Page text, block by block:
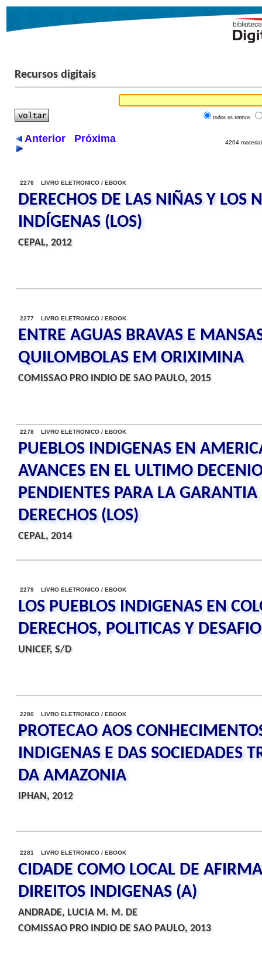
Recursos digitais
todos os termos
Anterior Próxima 4204
2276 LIVRO ELETRONICO / EBOOK
DERECHOS DE LAS NIÑAS Y LOS
INDÍGENAS (LOS)
CEPAL, 2012
2277 LIVRO ELETRONICO / EBOOK
ENTRE AGUAS BRAVAS E
QUILOMBOLAS EM ORIXIMINA
COMISSAO PRO INDIO DE SAO PAULO, 2015
2278 LIVRO ELETRONICO / EBOOK
PUEBLOS INDIGENAS EN
AVANCES EN EL ULTIMO
PENDIENTES PARA LA GARANTIA
DERECHOS (LOS)
CEPAL, 2014
2279 LIVRO ELETRONICO / EBOOK
LOS PUEBLOS INDIGENAS EN
DERECHOS, POLITICAS Y
UNICEF, S/D
2280 LIVRO ELETRONICO / EBOOK
PROTECAO AOS
INDIGENAS E DAS SOCIEDADES
DA AMAZONIA
IPHAN, 2012
2281 LIVRO ELETRONICO / EBOOK
CIDADE COMO LOCAL DE
DIREITOS INDIGENAS (A)
ANDRADE, LUCIA M. M. DE
COMISSAO PRO INDIO DE SAO PAULO, 2013